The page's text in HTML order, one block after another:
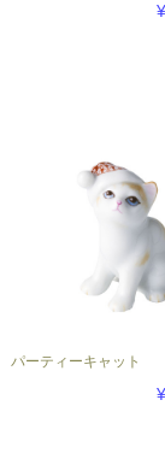
パーティーキャット